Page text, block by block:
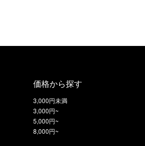
価格から探す
3,000円未満
3,000円~
5,000円~
8,000円~